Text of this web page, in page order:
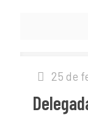
25 de